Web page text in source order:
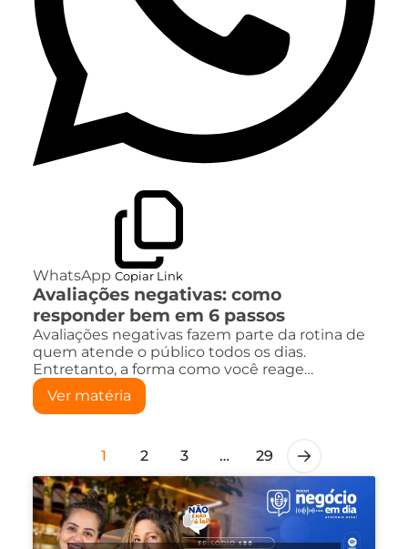
WhatsApp Copiar Link
Avaliações negativas: como
responder bem em 6 passos
Avaliações negativas fazem parte da rotina de
quem atende o público todos os dias.
Entretanto, a forma como você reage…
Ver matéria
1 2 3 … 29